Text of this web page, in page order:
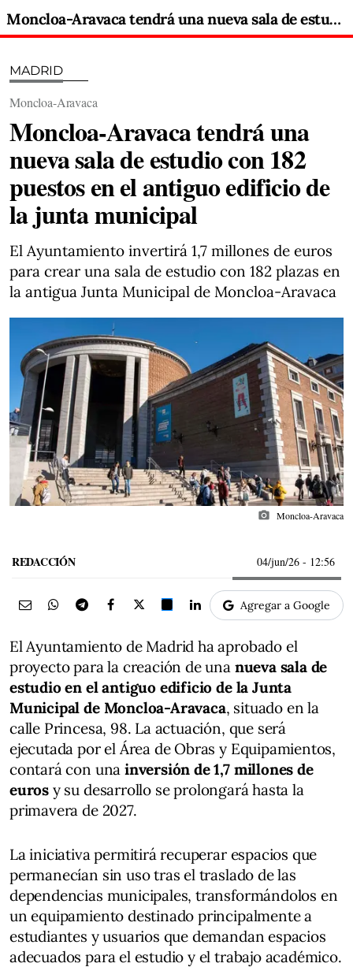
Moncloa-Aravaca tendrá una nueva sala de estudio con 182 puestos en el antiguo edificio de la junta municipal
MADRID
Moncloa-Aravaca
Moncloa-Aravaca tendrá una
nueva sala de estudio con 182
puestos en el antiguo edificio de
la junta municipal
El Ayuntamiento invertirá 1,7 millones de euros
para crear una sala de estudio con 182 plazas en
la antigua Junta Municipal de Moncloa-Aravaca
photo_camera Moncloa-Aravaca
REDACCIÓN 04/jun/26 - 12:56
Agregar a Google
El Ayuntamiento de Madrid ha aprobado el
proyecto para la creación de una nueva sala de
estudio en el antiguo edificio de la Junta
Municipal de Moncloa-Aravaca, situado en la
calle Princesa, 98. La actuación, que será
ejecutada por el Área de Obras y Equipamientos,
contará con una inversión de 1,7 millones de
euros y su desarrollo se prolongará hasta la
primavera de 2027.
La iniciativa permitirá recuperar espacios que
permanecían sin uso tras el traslado de las
dependencias municipales, transformándolos en
un equipamiento destinado principalmente a
estudiantes y usuarios que demandan espacios
adecuados para el estudio y el trabajo académico.